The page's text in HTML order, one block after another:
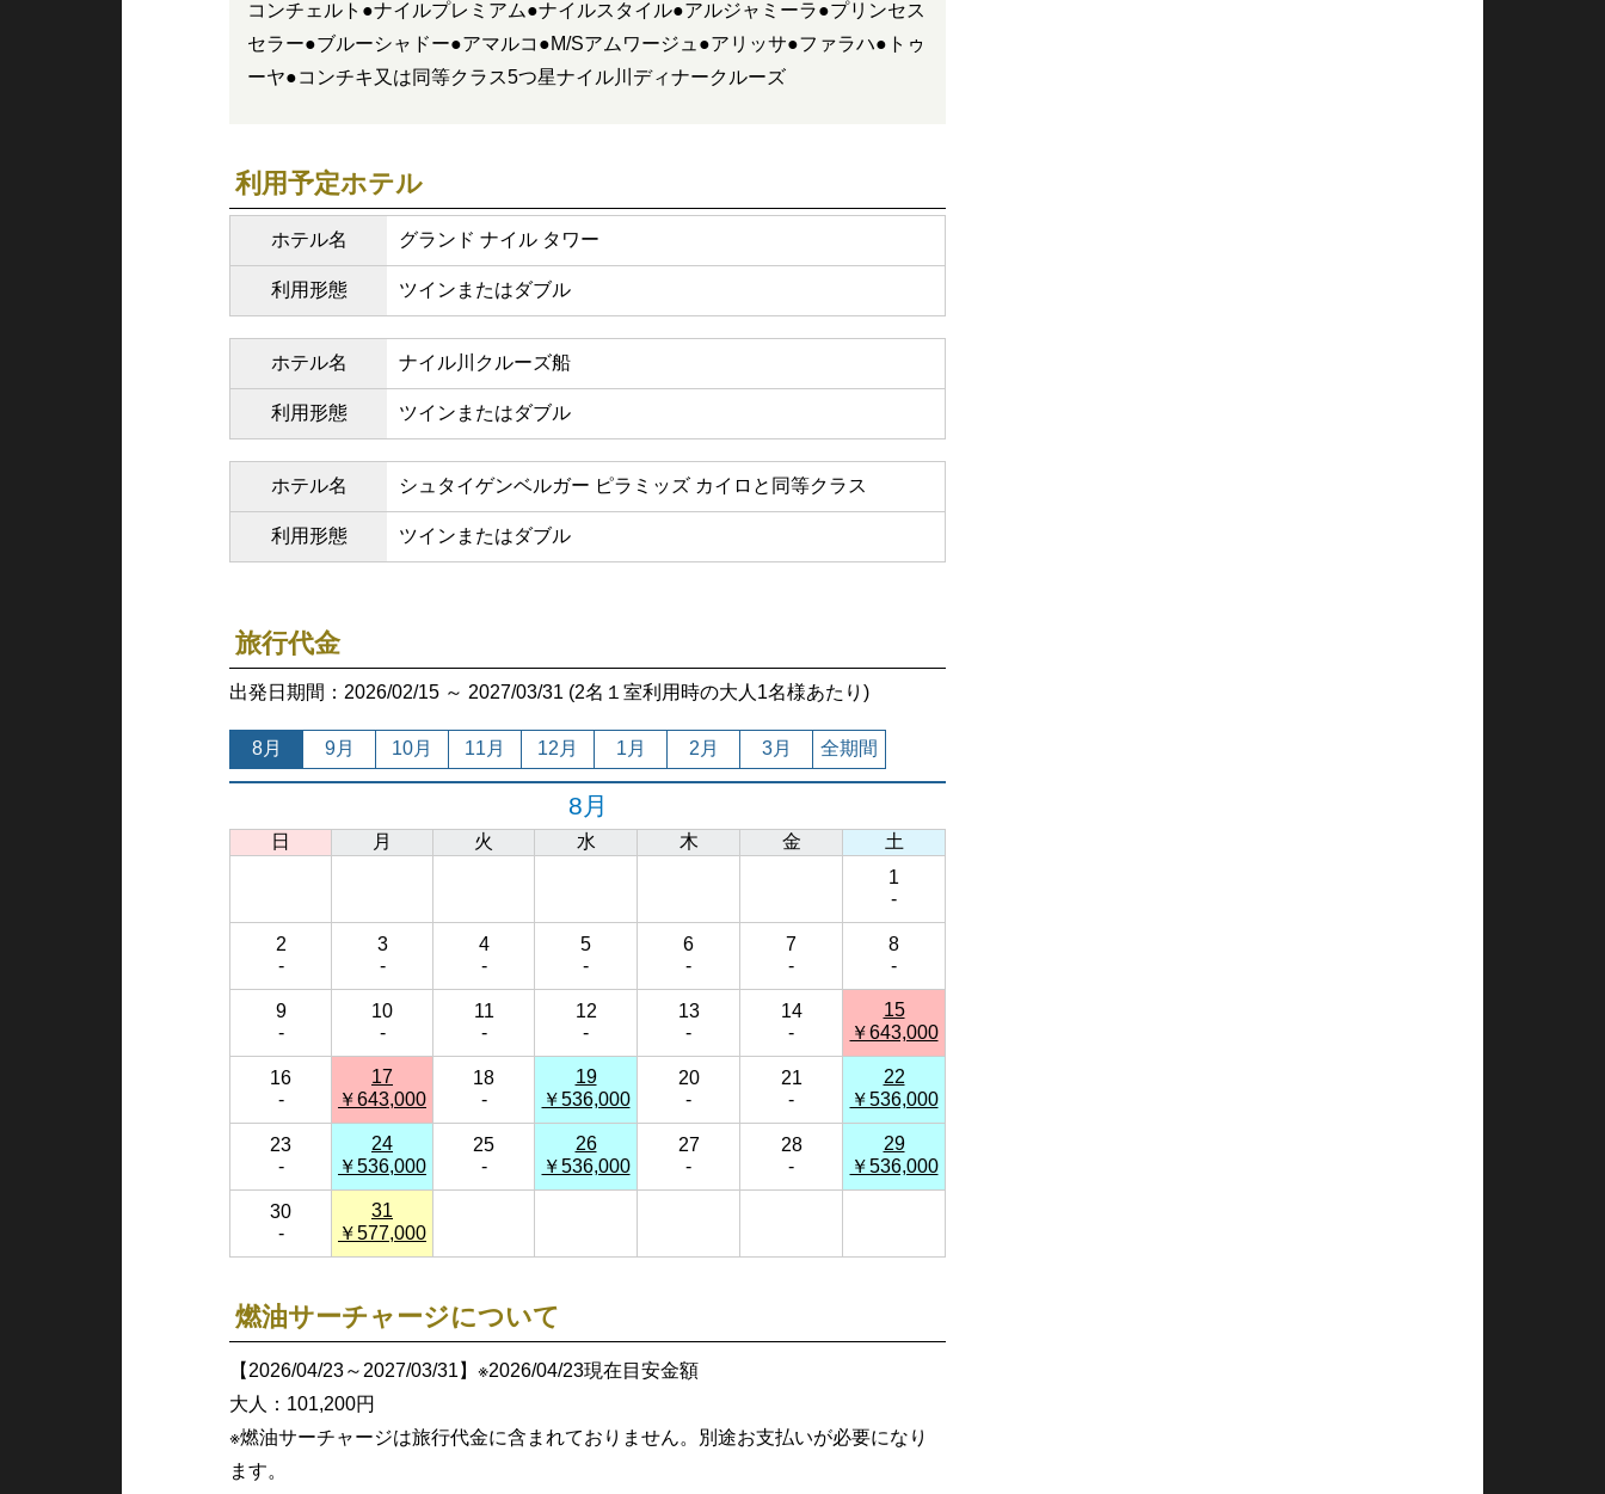
コンチェルト●ナイルプレミアム●ナイルスタイル●アルジャミーラ●プリンセス
セラー●ブルーシャドー●アマルコ●M/Sアムワージュ●アリッサ●ファラハ●トゥ
ーヤ●コンチキ又は同等クラス5つ星ナイル川ディナークルーズ
利用予定ホテル
ホテル名 グランド ナイル タワー
利用形態 ツインまたはダブル
ホテル名 ナイル川クルーズ船
利用形態 ツインまたはダブル
ホテル名 シュタイゲンベルガー ピラミッズ カイロと同等クラス
利用形態 ツインまたはダブル
旅行代金
出発日期間：2026/02/15 ～ 2027/03/31 (2名１室利用時の大人1名様あたり)
8月 9月 10月 11月 12月 1月 2月 3月 全期間
8月
日 月 火 水 木 金
土
1
-
2
-
3
-
4
-
5
-
6
-
7
-
8
-
9
-
10
-
11
-
12
-
13
-
14
-
15
￥643,000
16
-
17
￥643,000
18
-
19
￥536,000
20
-
21
-
22
￥536,000
23
-
24
￥536,000
25
-
26
￥536,000
27
-
28
-
29
￥536,000
30
-
31
￥577,000
燃油サーチャージについて
【2026/04/23～2027/03/31】※2026/04/23現在目安金額
大人：101,200円
※燃油サーチャージは旅行代金に含まれておりません。別途お支払いが必要になり
ます。